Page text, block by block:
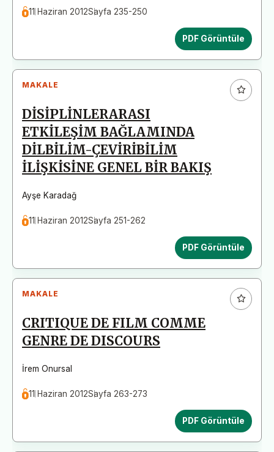
11 Haziran 2012Sayfa 235-250
PDF Görüntüle
MAKALE
DİSİPLİNLERARASI
ETKİLEŞİM BAĞLAMINDA
DİLBİLİM-ÇEVİRİBİLİM
İLİŞKİSİNE GENEL BİR BAKIŞ
Ayşe Karadağ
11 Haziran 2012Sayfa 251-262
PDF Görüntüle
MAKALE
CRITIQUE DE FILM COMME
GENRE DE DISCOURS
İrem Onursal
11 Haziran 2012Sayfa 263-273
PDF Görüntüle